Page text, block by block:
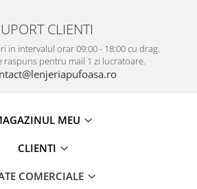
CLIENTI
in intervalul orar 09:00 - 18:00 cu drag.
raspuns pentru mail 1 zi lucratoare.
MEU
CLIENTI
COMERCIALE